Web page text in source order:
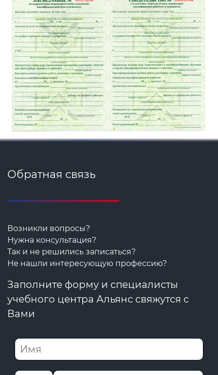
Обратная связь
Возникли вопросы?
Нужна консультация?
Так и не решились записаться?
Не нашли интересующую профессию?
Заполните форму и специалисты
учебного центра Альянс свяжутся с
Вами